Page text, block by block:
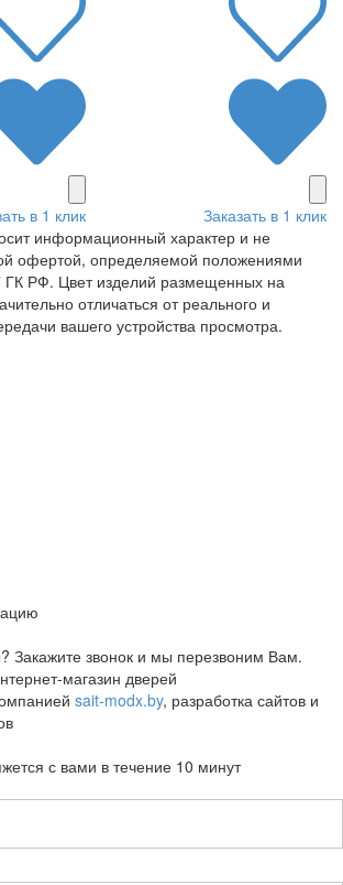
в 1 клик
Заказать в 1 клик
информационный характер и не
офертой, определяемой положениями
ГК РФ. Цвет изделий размещенных на
отличаться от реального и
вашего устройства просмотра.
Закажите звонок и мы перезвоним Вам.
магазин дверей
sait-modx.by, разработка сайтов и
с вами в течение 10 минут